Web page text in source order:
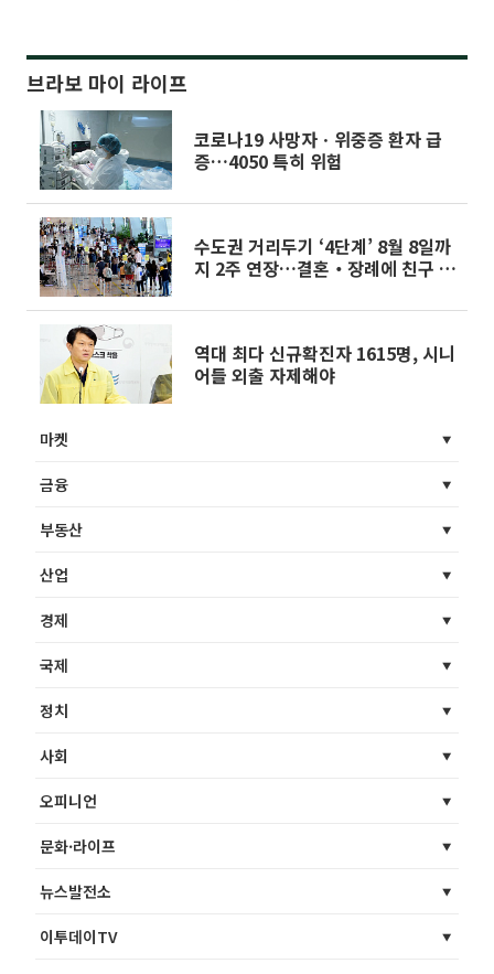
브라보 마이 라이프
코로나19 사망자ㆍ위중증 환자 급
증…4050 특히 위험
수도권 거리두기 ‘4단계’ 8월 8일까
지 2주 연장…결혼‧장례에 친구 참
역대 최다 신규확진자 1615명, 시니
어들 외출 자제해야
마켓
금융
부동산
산업
경제
국제
정치
사회
오피니언
문화·라이프
뉴스발전소
이투데이TV